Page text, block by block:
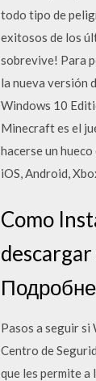
todo tipo de
exitosos de los
sobrevive! Para
la nueva versión
Windows 10
Minecraft es el
hacerse un
iOS, Android,
Como
Pasos a seguir si
Centro de
que les permite